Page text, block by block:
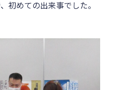
初めての出来事でした。